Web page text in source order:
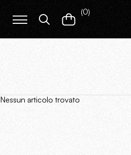
(0)
Nessun articolo trovato